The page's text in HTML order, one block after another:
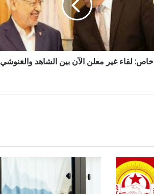
خاص: لقاء غير معلن الآن بين الشاهد والغنوشي